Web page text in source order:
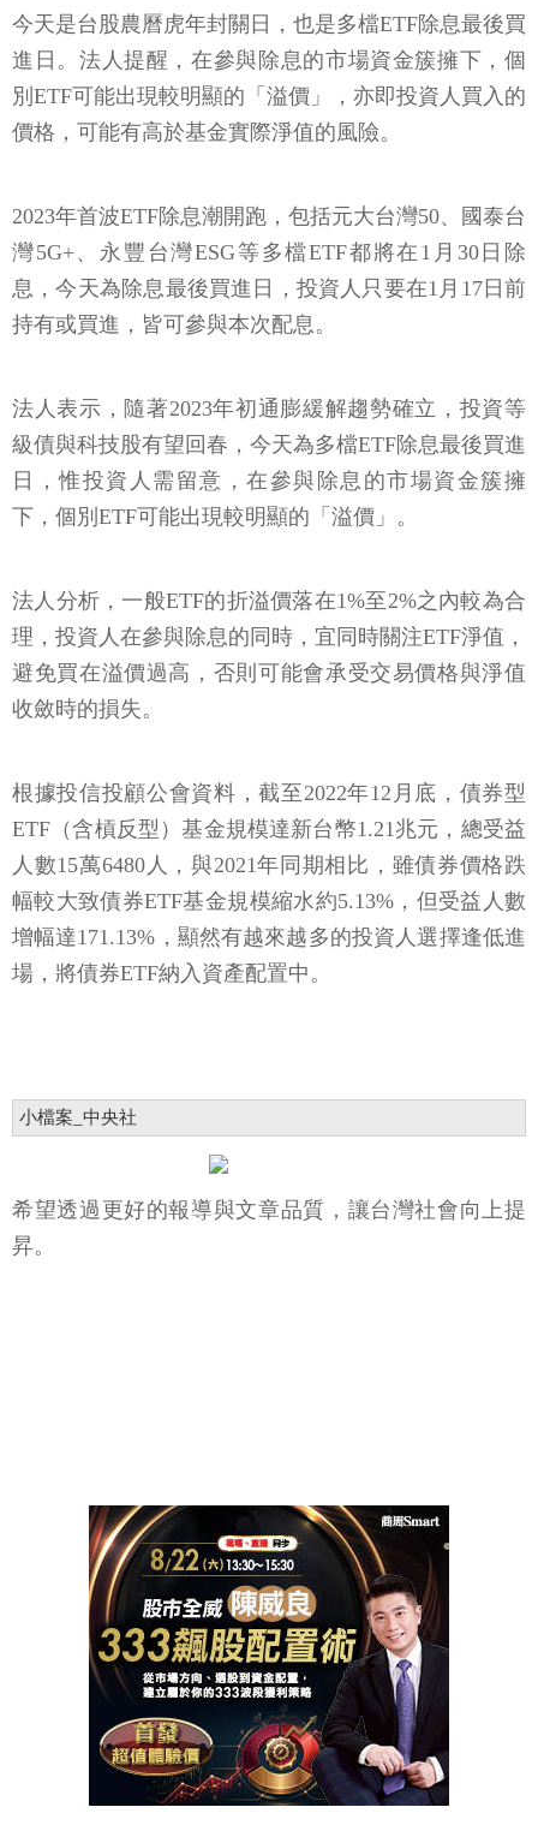
今天是台股農曆虎年封關日，也是多檔ETF除息最後買
進日。法人提醒，在參與除息的市場資金簇擁下，個
別ETF可能出現較明顯的「溢價」，亦即投資人買入的
價格，可能有高於基金實際淨值的風險。
2023年首波ETF除息潮開跑，包括元大台灣50、國泰台
灣5G+、永豐台灣ESG等多檔ETF都將在1月30日除
息，今天為除息最後買進日，投資人只要在1月17日前
持有或買進，皆可參與本次配息。
法人表示，隨著2023年初通膨緩解趨勢確立，投資等
級債與科技股有望回春，今天為多檔ETF除息最後買進
日，惟投資人需留意，在參與除息的市場資金簇擁
下，個別ETF可能出現較明顯的「溢價」。
法人分析，一般ETF的折溢價落在1%至2%之內較為合
理，投資人在參與除息的同時，宜同時關注ETF淨值，
避免買在溢價過高，否則可能會承受交易價格與淨值
收斂時的損失。
根據投信投顧公會資料，截至2022年12月底，債券型
ETF（含槓反型）基金規模達新台幣1.21兆元，總受益
人數15萬6480人，與2021年同期相比，雖債券價格跌
幅較大致債券ETF基金規模縮水約5.13%，但受益人數
增幅達171.13%，顯然有越來越多的投資人選擇逢低進
場，將債券ETF納入資產配置中。
小檔案_中央社
希望透過更好的報導與文章品質，讓台灣社會向上提
昇。